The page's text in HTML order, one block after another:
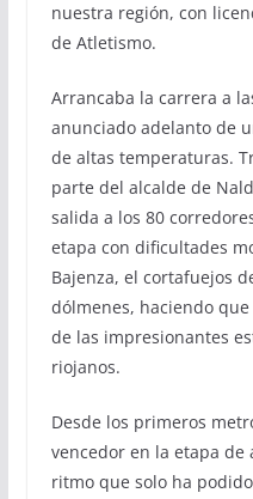
nuestra región, con
de Atletismo.
Arrancaba la carrera a
anunciado adelanto de
de altas temperaturas.
parte del alcalde de
salida a los 80
etapa con dificultades
Bajenza, el cortafuejos
dólmenes, haciendo
de las impresionantes
riojanos.
Desde los primeros
vencedor en la etapa
ritmo que solo ha